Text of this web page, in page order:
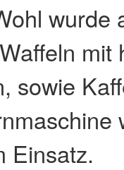
wurde
mit
sowie
Einsatz.